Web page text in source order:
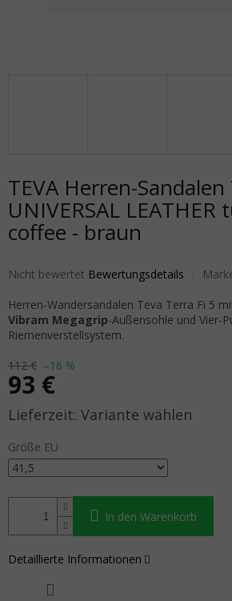
TEVA Herren-Sandalen
UNIVERSAL LEATHER
coffee - braun
Die durchschnittliche Produktbewertung ist
Nicht bewertet Bewertungsdetails
112 € –16 %
93 €
Verkaufspreis: Variante wählen
Größe EU
In den Warenkorb
Herren-Wandersandalen Teva Terra Fi 5
Vibram Megagrip-Außensohle und Vier-
Riemenverstellsystem.
Detaillierte Informationen